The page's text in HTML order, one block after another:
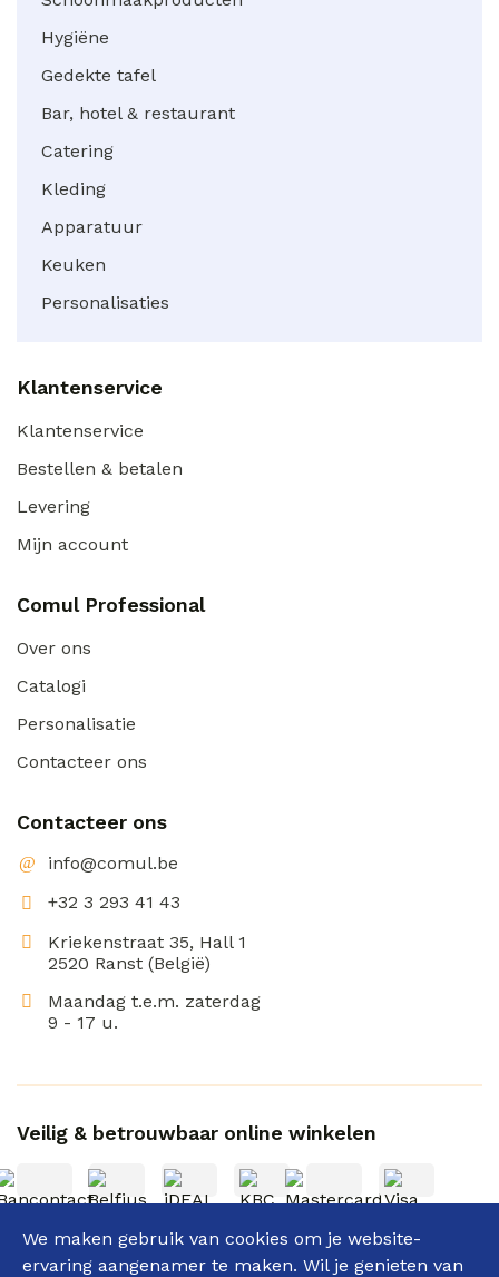
Hygiëne
Gedekte tafel
Bar, hotel & restaurant
Catering
Kleding
Apparatuur
Keuken
Personalisaties
Klantenservice
Klantenservice
Bestellen & betalen
Levering
Mijn account
Comul Professional
Over ons
Catalogi
Personalisatie
Contacteer ons
Contacteer ons
info@comul.be
+32 3 293 41 43
Kriekenstraat 35, Hall 1
2520 Ranst (België)
Maandag t.e.m. zaterdag
9 - 17 u.
Veilig & betrouwbaar online winkelen
We maken gebruik van cookies om je website-
ervaring aangenamer te maken. Wil je genieten van